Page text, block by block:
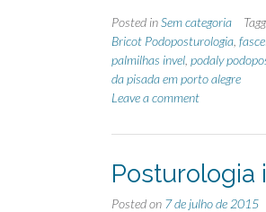
Posted inSem categoria
Bricot Podoposturologia
palmilhas invel podaly
da pisada em porto alegre
Leave a comment
Posturologia
Posted on 7 de julho de 2015